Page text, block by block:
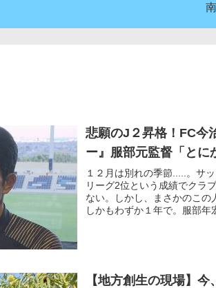
悲願のJ２昇格！FC今
ー』服部元監督「とに
１２月は別れの季節.....。サ
リーグ2位という成績でクラ
ない。しかし、まさかのこの
しかもわずか１年で。服部年
【地方創生の現場】